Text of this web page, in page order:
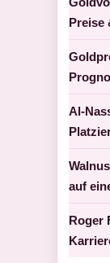
Preise
Al-
auf
Roger